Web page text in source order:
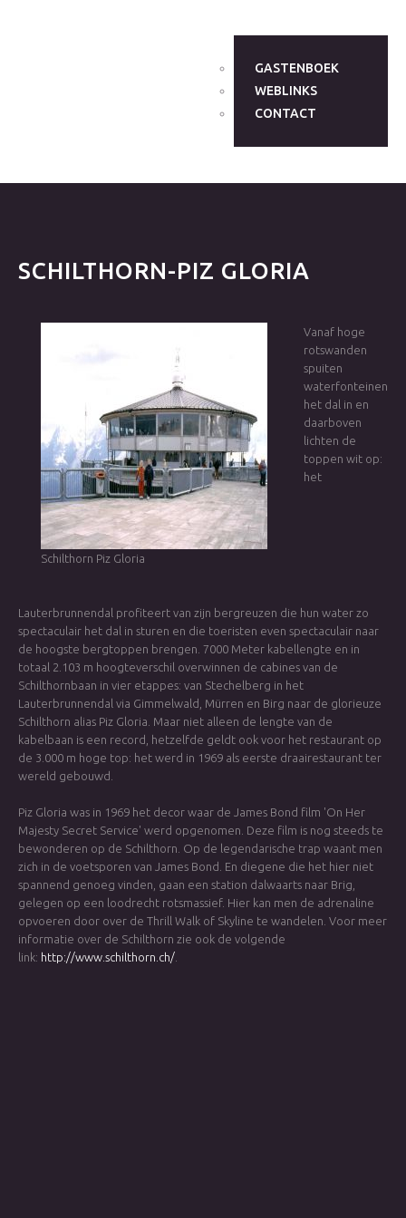
GASTENBOEK
WEBLINKS
CONTACT
SCHILTHORN-PIZ GLORIA
Schilthorn Piz Gloria
Vanaf hoge
rotswanden
spuiten
waterfonteinen
het dal in en
daarboven
lichten de
toppen wit op:
het
Lauterbrunnendal profiteert van zijn bergreuzen die hun water zo
spectaculair het dal in sturen en die toeristen even spectaculair naar
de hoogste bergtoppen brengen. 7000 Meter kabellengte en in
totaal 2.103 m hoogteverschil overwinnen de cabines van de
Schilthornbaan in vier etappes: van Stechelberg in het
Lauterbrunnendal via Gimmelwald, Mürren en Birg naar de glorieuze
Schilthorn alias Piz Gloria. Maar niet alleen de lengte van de
kabelbaan is een record, hetzelfde geldt ook voor het restaurant op
de 3.000 m hoge top: het werd in 1969 als eerste draairestaurant ter
wereld gebouwd.
Piz Gloria was in 1969 het decor waar de James Bond film 'On Her
Majesty Secret Service' werd opgenomen. Deze film is nog steeds te
bewonderen op de Schilthorn. Op de legendarische trap waant men
zich in de voetsporen van James Bond. En diegene die het hier niet
spannend genoeg vinden, gaan een station dalwaarts naar Brig,
gelegen op een loodrecht rotsmassief. Hier kan men de adrenaline
opvoeren door over de Thrill Walk of Skyline te wandelen. Voor meer
informatie over de Schilthorn zie ook de volgende
link: http://www.schilthorn.ch/